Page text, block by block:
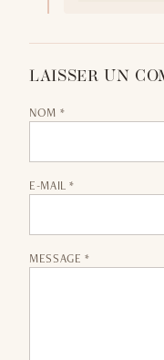
LAISSER UN
NOM *
E-MAIL *
MESSAGE *